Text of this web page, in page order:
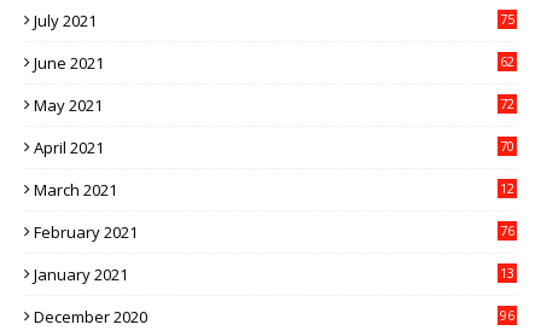
July 2021 75
June 2021 62
May 2021 72
April 2021 70
March 2021
12
February 2021 76
January 2021
13
December 2020 96